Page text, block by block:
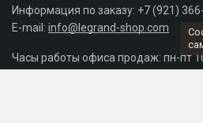
Информация по заказу: +7 (921)
E-mail: info@legrand-shop.com
Часы работы офиса продаж: пн-пт